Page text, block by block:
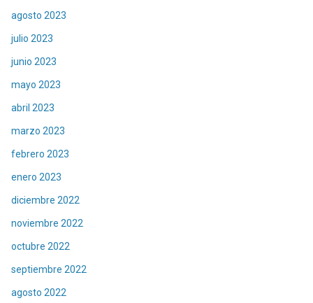
agosto 2023
julio 2023
junio 2023
mayo 2023
abril 2023
marzo 2023
febrero 2023
enero 2023
diciembre 2022
noviembre 2022
octubre 2022
septiembre 2022
agosto 2022